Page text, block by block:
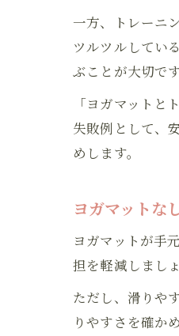
一方、トレーニ
ツルツルしてい
ぶことが大切です
「ヨガマット
失敗例として、
めします。
ヨガマットな
ヨガマットが手
担を軽減しまし
ただし、滑りや
りやすさを確か